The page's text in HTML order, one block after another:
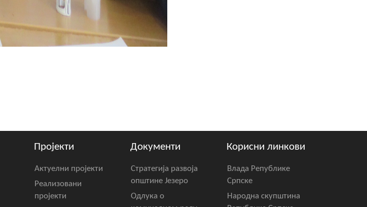
Пројекти
Актуелни пројекти
Реализовани
пројекти
Документи
Стратегија развоја
општине Језеро
Одлука о
Корисни линкови
Влада Републике
Српске
Народна скупштина